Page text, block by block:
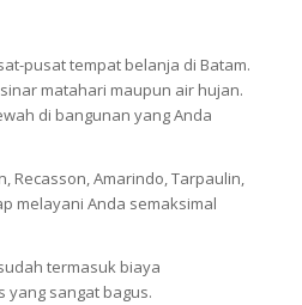
pusat tempat belanja di Batam.
matahari maupun air hujan.
di bangunan yang Anda
Recasson, Amarindo, Tarpaulin,
melayani Anda semaksimal
termasuk biaya
yang sangat bagus.